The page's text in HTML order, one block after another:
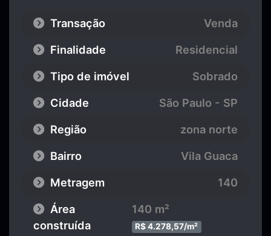
Transação
Venda
Finalidade
Residencial
Tipo de imóvel
Sobrado
Cidade
São Paulo - SP
Região
zona norte
Bairro
Vila Guaca
Metragem
140
Área
construída
140 m²
R$ 4.278,57/m²